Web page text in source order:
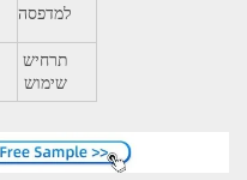
למדפסה
תרחיש
שימוש